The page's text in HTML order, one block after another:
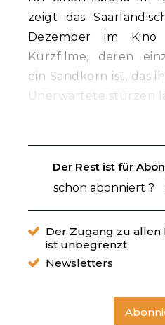
zeigt das
Dezember im Kino
Kurzfilme, deren
ein Sandkorn ist, das
Unerwartete stürzen
Der Rest ist für
schon abonniert ?
Der Zugang zu allen
ist unbegrenzt.
Newsletters